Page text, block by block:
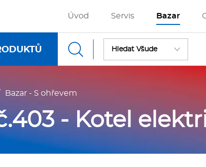
Úvod Servis Bazar
katalogy
Bazar - S ohřevem
- Kotel